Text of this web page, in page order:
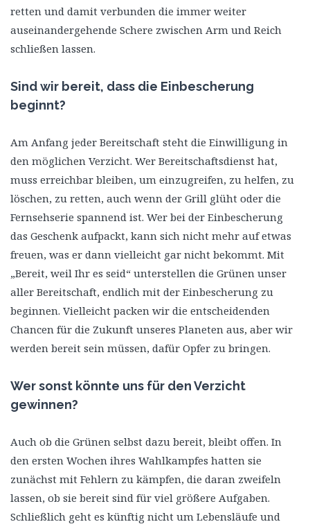
retten und damit verbunden die immer weiter
auseinandergehende Schere zwischen Arm und Reich
schließen lassen.
Sind wir bereit, dass die Einbescherung
beginnt?
Am Anfang jeder Bereitschaft steht die Einwilligung in
den möglichen Verzicht. Wer Bereitschaftsdienst hat,
muss erreichbar bleiben, um einzugreifen, zu helfen, zu
löschen, zu retten, auch wenn der Grill glüht oder die
Fernsehserie spannend ist. Wer bei der Einbescherung
das Geschenk aufpackt, kann sich nicht mehr auf etwas
freuen, was er dann vielleicht gar nicht bekommt. Mit
„Bereit, weil Ihr es seid“ unterstellen die Grünen unser
aller Bereitschaft, endlich mit der Einbescherung zu
beginnen. Vielleicht packen wir die entscheidenden
Chancen für die Zukunft unseres Planeten aus, aber wir
werden bereit sein müssen, dafür Opfer zu bringen.
Wer sonst könnte uns für den Verzicht
gewinnen?
Auch ob die Grünen selbst dazu bereit, bleibt offen. In
den ersten Wochen ihres Wahlkampfes hatten sie
zunächst mit Fehlern zu kämpfen, die daran zweifeln
lassen, ob sie bereit sind für viel größere Aufgaben.
Schließlich geht es künftig nicht um Lebensläufe und